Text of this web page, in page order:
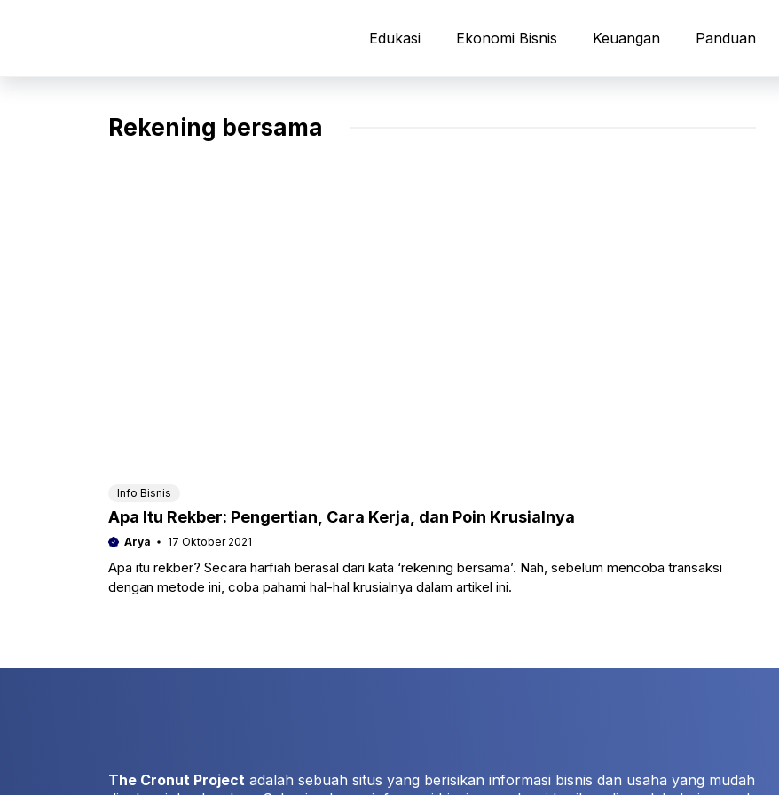
Edukasi Ekonomi Bisnis Keuangan Panduan
Rekening bersama
Info Bisnis
Apa Itu Rekber: Pengertian, Cara Kerja, dan Poin Krusialnya
Arya 17 Oktober 2021
Apa itu rekber? Secara harfiah berasal dari kata ‘rekening bersama’. Nah, sebelum mencoba transaksi
dengan metode ini, coba pahami hal-hal krusialnya dalam artikel ini.
The Cronut Project adalah sebuah situs yang berisikan informasi bisnis dan usaha yang mudah